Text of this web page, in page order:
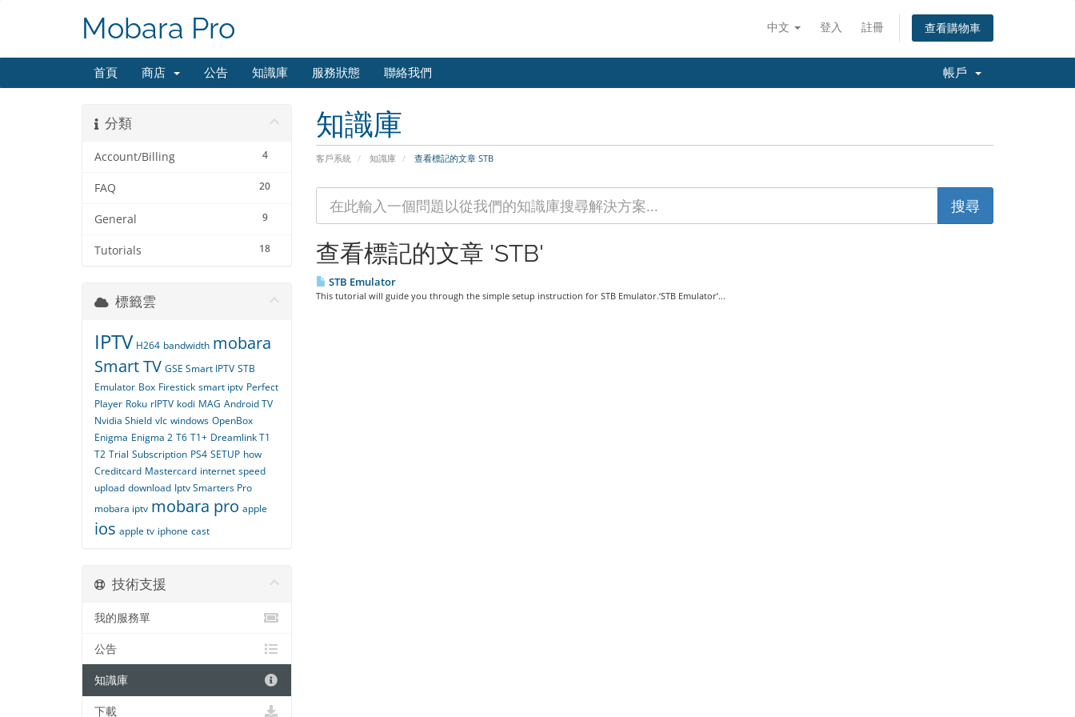
中文 登入 註冊 查看購物車
Mobara Pro
首頁 商店 公告 知識庫 服務狀態 聯絡我們 帳戶
知識庫
客戶系統 知識庫 查看標記的文章 STB
分類
4
Account/Billing
20
FAQ
9
General
18
Tutorials 查看標記的文章 'STB'
STB Emulator
This tutorial will guide you through the simple setup instruction for STB Emulator.‘STB Emulator’...
標籤雲
IPTV H264 bandwidth mobara
Smart TV GSE Smart IPTV STB
Emulator Box Firestick smart iptv Perfect
Player Roku rIPTV kodi MAG Android TV
Nvidia Shield vlc windows OpenBox
Enigma Enigma 2 T6 T1+ Dreamlink T1
T2 Trial Subscription PS4 SETUP how
Creditcard Mastercard internet speed
upload download Iptv Smarters Pro
mobara iptv mobara pro apple
ios apple tv iphone cast
技術支援
我的服務單
公告
知識庫
下載